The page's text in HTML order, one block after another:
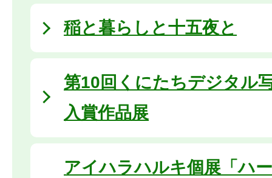
稲と暮らしと十五夜と
第10回くにたちデジタル
入賞作品展
アイハラハルキ個展「ハ